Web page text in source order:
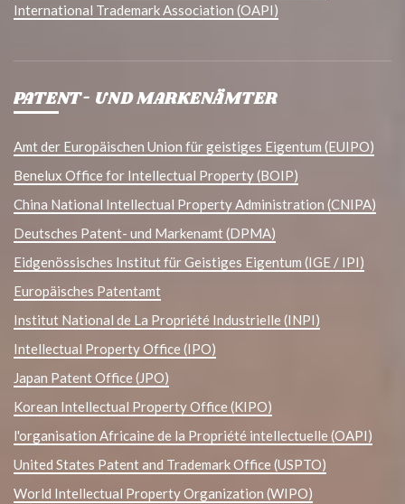
International Trademark Association (OAPI)
PATENT- UND MARKENÄMTER
Amt der Europäischen Union für geistiges Eigentum (EUIPO)
Benelux Office for Intellectual Property (BOIP)
China National Intellectual Property Administration (CNIPA)
Deutsches Patent- und Markenamt (DPMA)
Eidgenössisches Institut für Geistiges Eigentum (IGE / IPI)
Europäisches Patentamt
Institut National de La Propriété Industrielle (INPI)
Intellectual Property Office (IPO)
Japan Patent Office (JPO)
Korean Intellectual Property Office (KIPO)
l'organisation Africaine de la Propriété intellectuelle (OAPI)
United States Patent and Trademark Office (USPTO)
World Intellectual Property Organization (WIPO)